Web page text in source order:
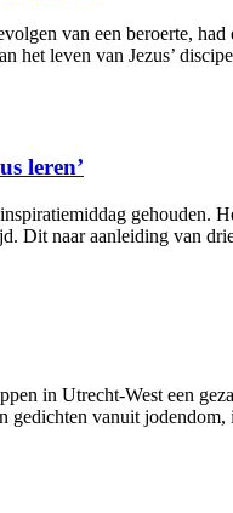
van een beroerte,
het leven van Jezus’
leren’
gehouden.
Dit naar aanleiding van
in Utrecht-West een
vanuit